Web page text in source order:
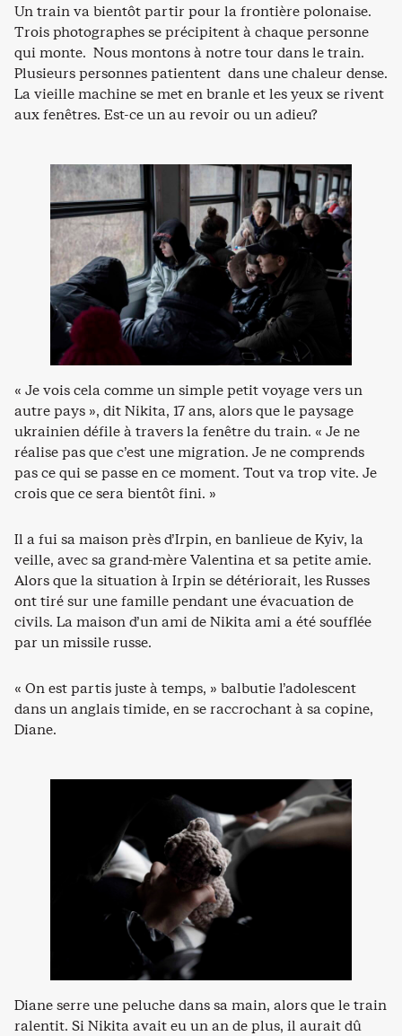
Un train va bientôt partir pour la frontière polonaise.
Trois photographes se précipitent à chaque personne
qui monte. Nous montons à notre tour dans le train.
Plusieurs personnes patientent dans une chaleur dense.
La vieille machine se met en branle et les yeux se rivent
aux fenêtres. Est-ce un au revoir ou un adieu?
« Je vois cela comme un simple petit voyage vers un
autre pays », dit Nikita, 17 ans, alors que le paysage
ukrainien défile à travers la fenêtre du train. « Je ne
réalise pas que c’est une migration. Je ne comprends
pas ce qui se passe en ce moment. Tout va trop vite. Je
crois que ce sera bientôt fini. »
Il a fui sa maison près d’Irpin, en banlieue de Kyiv, la
veille, avec sa grand-mère Valentina et sa petite amie.
Alors que la situation à Irpin se détériorait, les Russes
ont tiré sur une famille pendant une évacuation de
civils. La maison d’un ami de Nikita ami a été soufflée
par un missile russe.
« On est partis juste à temps, » balbutie l’adolescent
dans un anglais timide, en se raccrochant à sa copine,
Diane.
Diane serre une peluche dans sa main, alors que le train
ralentit. Si Nikita avait eu un an de plus, il aurait dû